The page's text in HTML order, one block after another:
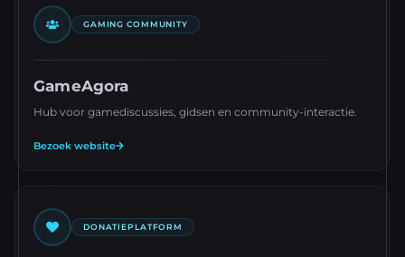
GAMING COMMUNITY
GameAgora
Hub voor gamediscussies, gidsen en community-interactie.
Bezoek website
DONATIEPLATFORM